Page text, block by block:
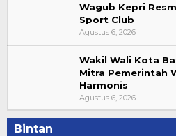
Wagub Kepri
Sport Club
Agustus 6, 2026
Wakil Wali Kota
Mitra Pemerintah
Harmonis
Agustus 6, 2026
Bintan